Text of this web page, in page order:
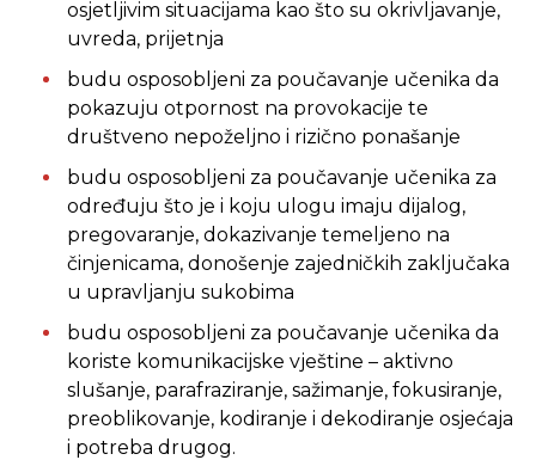
osjetljivim situacijama kao što su okrivljavanje,
uvreda, prijetnja
budu osposobljeni za poučavanje učenika da
pokazuju otpornost na provokacije te
društveno nepoželjno i rizično ponašanje
budu osposobljeni za poučavanje učenika za
određuju što je i koju ulogu imaju dijalog,
pregovaranje, dokazivanje temeljeno na
činjenicama, donošenje zajedničkih zaključaka
u upravljanju sukobima
budu osposobljeni za poučavanje učenika da
koriste komunikacijske vještine – aktivno
slušanje, parafraziranje, sažimanje, fokusiranje,
preoblikovanje, kodiranje i dekodiranje osjećaja
i potreba drugog.